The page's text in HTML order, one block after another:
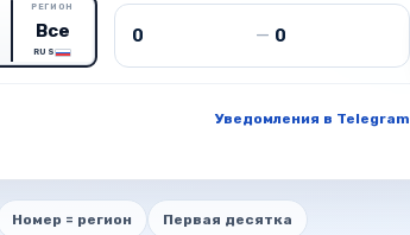
РЕГИОН
RUS
Цена от — Цена до
Уведомления в Telegram
Номер = регион Первая десятка